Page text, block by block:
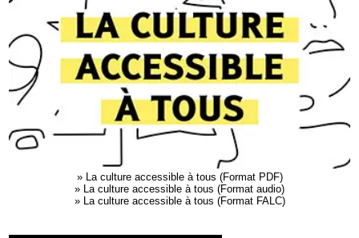
» La culture accessible à tous (Format PDF)
» La culture accessible à tous (Format audio)
» La culture accessible à tous (Format FALC)